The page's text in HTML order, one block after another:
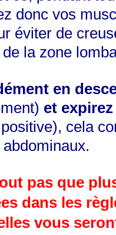
donc vos
éviter de
la zone
en
et
cela
abdominaux.
pas que
dans les
vous